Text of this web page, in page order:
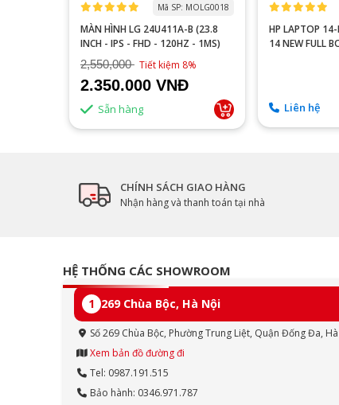
Mã SP: MOLG0018
MÀN HÌNH LG 24U411A-B (23.8
INCH - IPS - FHD - 120HZ - 1MS)
2,550,000 Tiết kiệm 8%
2.350.000 VNĐ
Sẵn hàng
HP LAPTOP
14 NEW FULL
Liên hệ
CHÍNH SÁCH GIAO HÀNG
Nhận hàng và thanh toán tại nhà
HỆ THỐNG CÁC SHOWROOM
1 269 Chùa Bộc, Hà Nội
Số 269 Chùa Bộc, Phường Trung Liệt, Quận Đống Đa,
Xem bản đồ đường đi
Tel: 0987.191.515
Bảo hành: 0346.971.787